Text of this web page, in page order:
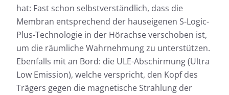
hat: Fast schon selbstverständlich, dass die
Membran entsprechend der hauseigenen S-Logic-
Plus-Technologie in der Hörachse verschoben ist,
um die räumliche Wahrnehmung zu unterstützen.
Ebenfalls mit an Bord: die ULE-Abschirmung (Ultra
Low Emission), welche verspricht, den Kopf des
Trägers gegen die magnetische Strahlung der